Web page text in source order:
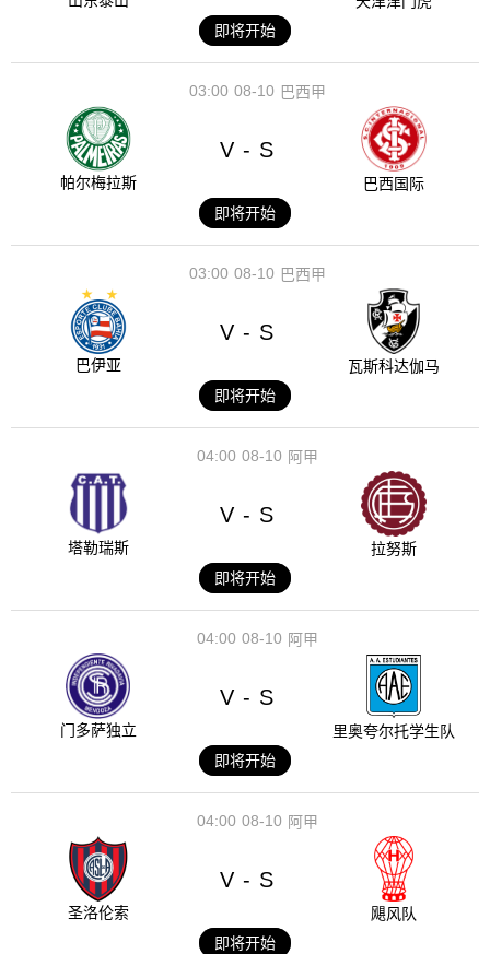
即将开始
08-10
03:00 巴西甲
帕尔梅拉斯
V - S
巴西国际
即将开始
08-10
03:00 巴西甲
巴伊亚
V - S
瓦斯科达伽马
即将开始
08-10
04:00 阿甲
塔勒瑞斯
V - S
拉努斯
即将开始
08-10
04:00 阿甲
门多萨独立
V - S
里奥夸尔托学生队
即将开始
08-10
04:00 阿甲
圣洛伦索
V - S
飓风队
即将开始